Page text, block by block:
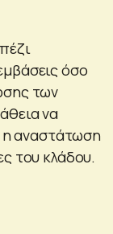
όσο
των
να
η αναστάτωση
του κλάδου.